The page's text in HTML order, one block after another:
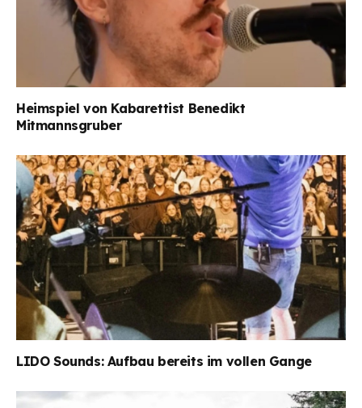
Heimspiel von Kabarettist Benedikt
Mitmannsgruber
LIDO Sounds: Aufbau bereits im vollen Gange